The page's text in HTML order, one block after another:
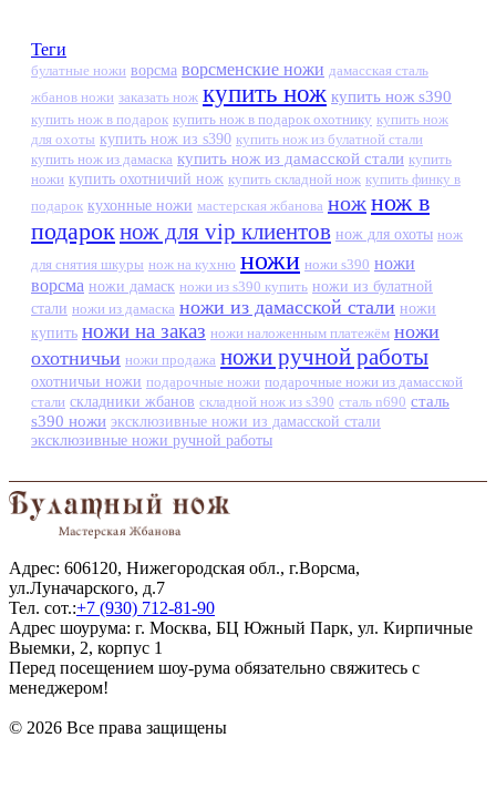
Теги
булатные ножи ворсма ворсменские ножи дамасская сталь
жбанов ножи заказать нож купить нож купить нож s390
купить нож в подарок купить нож в подарок охотнику купить нож
для охоты купить нож из s390 купить нож из булатной стали
купить нож из дамаска купить нож из дамасской стали купить
ножи купить охотничий нож купить складной нож купить финку в
подарок кухонные ножи мастерская жбанова ножнож в
подарок нож для vip клиентов нож для охоты нож
для снятия шкуры нож на кухню ножи ножи s390 ножи
ворсма ножи дамаск ножи из s390 купить ножи из булатной
стали ножи из дамаска ножи из дамасской стали ножи
купить ножи на заказ ножи наложенным платежём ножи
охотничьи ножи продажа ножи ручной работы
охотничьи ножи подарочные ножи подарочные ножи из дамасской
стали складники жбанов складной нож из s390 сталь n690 сталь
s390 ножи эксклюзивные ножи из дамасской стали
эксклюзивные ножи ручной работы
Адрес: 606120, Нижегородская обл., г.Ворсма,
ул.Луначарского, д.7
Тел. сот.:+7 (930) 712-81-90
Адрес шоурума: г. Москва, БЦ Южный Парк, ул. Кирпичные
Выемки, 2, корпус 1
Перед посещением шоу-рума обязательно свяжитесь с
менеджером!
© 2026 Все права защищены